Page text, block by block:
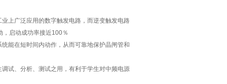
上广泛应用的数字触发电路，而逆变触发电路
，启动成功率接近100％
能在短时间内动作，从而可靠地保护晶闸管和
试、分析、测试之用，有利于学生对中频电源